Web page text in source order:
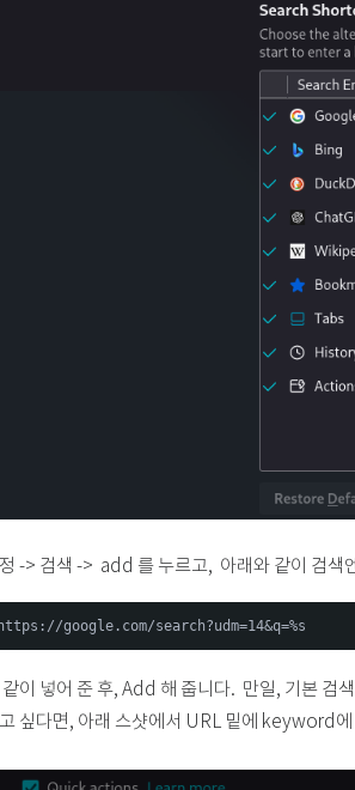
-> 검색 -> add 를 누르고, 아래와 같이 검색
google.com/search?udm=14&q=%s
같이 넣어 준 후, Add 해 줍니다. 만일, 기본
싶다면, 아래 스샷에서 URL 밑에 keyword